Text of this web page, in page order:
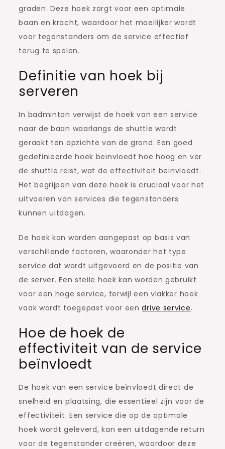
graden. Deze hoek zorgt voor een optimale
baan en kracht, waardoor het moeilijker wordt
voor tegenstanders om de service effectief
terug te spelen.
Definitie van hoek bij
serveren
In badminton verwijst de hoek van een service
naar de baan waarlangs de shuttle wordt
geraakt ten opzichte van de grond. Een goed
gedefinieerde hoek beïnvloedt hoe hoog en ver
de shuttle reist, wat de effectiviteit beïnvloedt.
Het begrijpen van deze hoek is cruciaal voor het
uitvoeren van services die tegenstanders
kunnen uitdagen.
De hoek kan worden aangepast op basis van
verschillende factoren, waaronder het type
service dat wordt uitgevoerd en de positie van
de server. Een steile hoek kan worden gebruikt
voor een hoge service, terwijl een vlakker hoek
vaak wordt toegepast voor eendrive service.
Hoe de hoek de
effectiviteit van de service
beïnvloedt
De hoek van een service beïnvloedt direct de
snelheid en plaatsing, die essentieel zijn voor de
effectiviteit. Een service die op de optimale
hoek wordt geleverd, kan een uitdagende return
voor de tegenstander creëren, waardoor deze